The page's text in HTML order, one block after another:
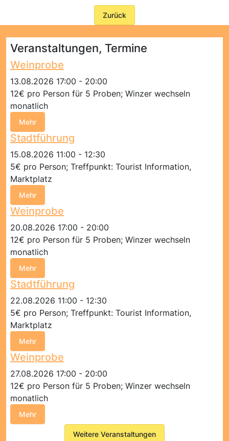
Zurück
Veranstaltungen, Termine
Weinprobe
13.08.2026 17:00 - 20:00
12€ pro Person für 5 Proben; Winzer wechseln
monatlich
Mehr
Stadtführung
15.08.2026 11:00 - 12:30
5€ pro Person; Treffpunkt: Tourist Information,
Marktplatz
Mehr
Weinprobe
20.08.2026 17:00 - 20:00
12€ pro Person für 5 Proben; Winzer wechseln
monatlich
Mehr
Stadtführung
22.08.2026 11:00 - 12:30
5€ pro Person; Treffpunkt: Tourist Information,
Marktplatz
Mehr
Weinprobe
27.08.2026 17:00 - 20:00
12€ pro Person für 5 Proben; Winzer wechseln
monatlich
Mehr
Weitere Veranstaltungen